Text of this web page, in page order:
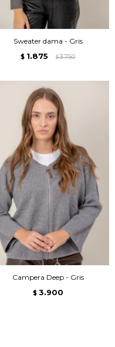
Sweater dama - Gris
$ 1.875 $ 3.750
Campera Deep - Gris
$ 3.900